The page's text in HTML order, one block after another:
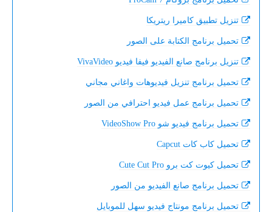
تنزيل تطبيق كاميرا ريتريكا
تحميل برنامج الكتابة على الصور
تنزيل برنامج صانع الفيديو فيفا فيديو VivaVideo
تحميل برنامج تنزيل فيديوهات واغاني مجاني
تحميل برنامج عمل فيديو احترافي من الصور
تحميل برنامج فيديو شو VideoShow Pro
تحميل كاب كات Capcut
تحميل كيوت كت برو Cute Cut Pro
تحميل برنامج صانع الفيديو من الصور
تحميل برنامج مونتاج فيديو سهل للموبايل